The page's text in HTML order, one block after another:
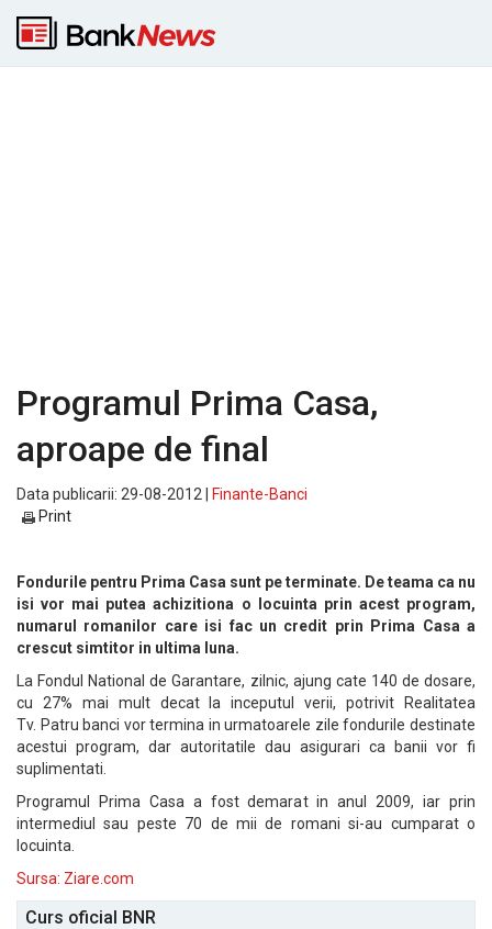
Programul Prima Casa,
aproape de final
Data publicarii: 29-08-2012 |
Finante-Banci
Print
Fondurile pentru Prima Casa sunt pe terminate. De teama ca nu
isi vor mai putea achizitiona o locuinta prin acest program,
numarul romanilor care isi fac un credit prin Prima Casa a
crescut simtitor in ultima luna.
La Fondul National de Garantare, zilnic, ajung cate 140 de dosare,
cu 27% mai mult decat la inceputul verii, potrivit Realitatea
Tv. Patru banci vor termina in urmatoarele zile fondurile destinate
acestui program, dar autoritatile dau asigurari ca banii vor fi
suplimentati.
Programul Prima Casa a fost demarat in anul 2009, iar prin
intermediul sau peste 70 de mii de romani si-au cumparat o
locuinta.
Sursa: Ziare.com
Curs oficial BNR